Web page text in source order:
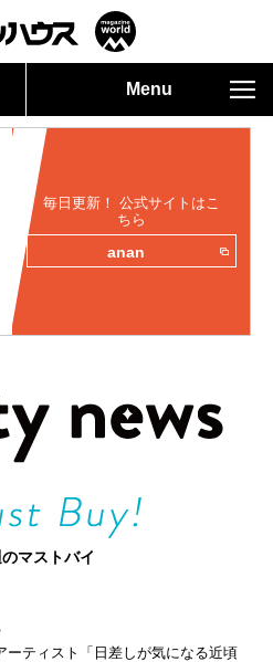
Menu
毎日更新！ 公式サイトはこ
ちら
anan
マストバイ
ーティスト「日差しが気になる近頃